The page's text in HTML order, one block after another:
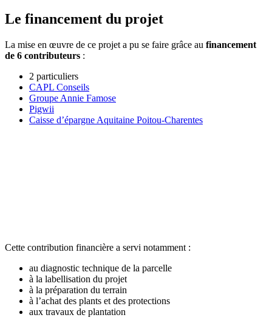
Le financement du projet
La mise en œuvre de ce projet a pu se faire grâce au financement
de 6 contributeurs :
2 particuliers
CAPL Conseils
Groupe Annie Famose
Pigwii
Caisse d’épargne Aquitaine Poitou-Charentes
Cette contribution financière a servi notamment :
au diagnostic technique de la parcelle
à la labellisation du projet
à la préparation du terrain
à l’achat des plants et des protections
aux travaux de plantation